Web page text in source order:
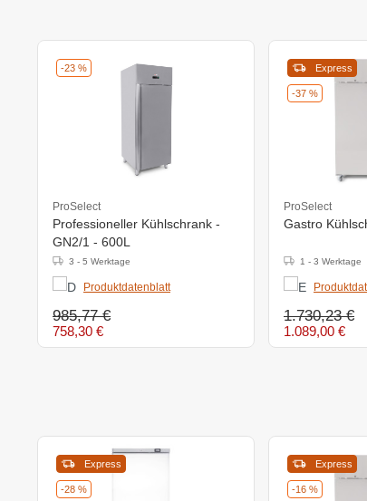
-23 %
ProSelect
Professioneller Kühlschrank -
GN2/1 - 600L
3 - 5 Werktage
Produktdatenblatt
985,77 €
758,30 €
-37 %
Express
ProSelect
Gastro
1 - 3 Werktage
1.730,23 €
1.089,00 €
-28 %
Express
-16 %
Express